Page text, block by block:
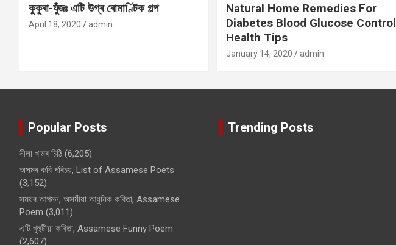
কুকুৰা-যুঁজঃ এটি উগ্ৰ ৰোমাণ্টিক গল্প
April 18, 2020 admin
Natural Home Remedies For
Diabetes Blood Glucose Control
Health Tips
January 14, 2020 admin
Popular Posts
নীলা খামৰ চিঠি (6,205)
অসমৰ কবি পৰিচয়, List of Assamese Poets
(3,152)
সময়ৰ আগমন, অসমীয়া আধুনিক কবিতা, Assamese
Poem (3,011)
এটি খুহুটীয়া কবিতা, Assamese Funny Poem
(2,607)
Trending Posts